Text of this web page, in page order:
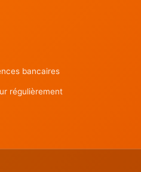
bancaires
régulièrement